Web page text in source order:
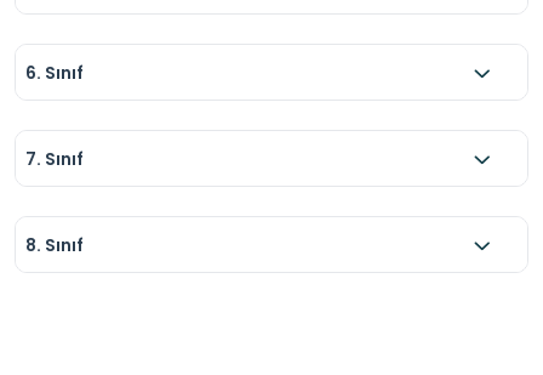
6. Sınıf
7. Sınıf
8. Sınıf